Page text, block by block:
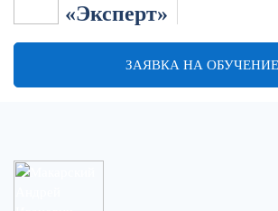
«Эксперт»
ЗАЯВКА НА ОБУЧЕНИЕ